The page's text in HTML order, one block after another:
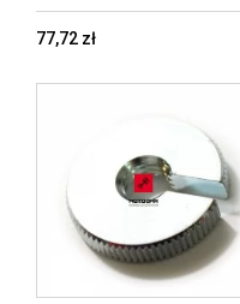
77,72 zł